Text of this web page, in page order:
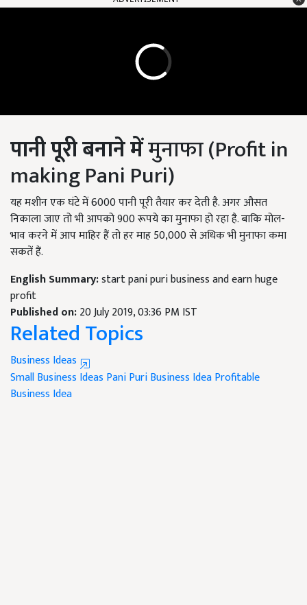
पानी पूरी बनाने मेंमुनाफा (Profit in
making Pani Puri)
यह मशीन एक घंटे में 6000 पानी पूरी तैयार कर देती है. अगर औसत
निकाला जाए तो भी आपको 900 रूपये का मुनाफा हो रहा है. बाकि मोल-
भाव करने में आप माहिर हैं तो हर माह 50,000 से अधिक भी मुनाफा कमा
सकतें हैं.
English Summary:start pani puri business and earn huge
profit
Published on:20 July 2019, 03:36 PM IST
Related Topics
Business Ideas
Small Business Ideas Pani Puri Business IdeaProfitable
Business Idea